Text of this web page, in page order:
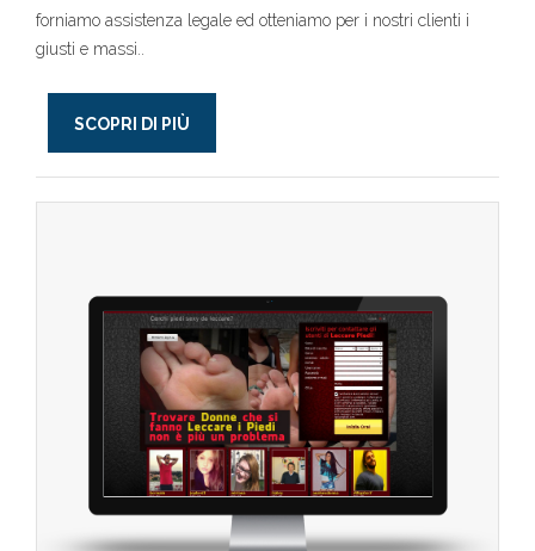
forniamo assistenza legale ed otteniamo per i nostri clienti i
giusti e massi..
SCOPRI DI PIÙ